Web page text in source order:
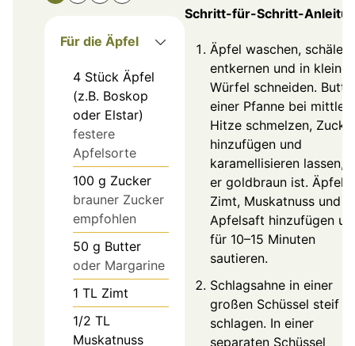
Für die Äpfel
4 Stück Äpfel
(z.B. Boskop
oder Elstar)
festere
Apfelsorte
100 g Zucker
brauner Zucker
empfohlen
50 g Butter
oder Margarine
1 TL Zimt
1/2 TL
Muskatnuss
Schritt-für-Schritt-
Äpfel waschen, schälen,
entkernen und in kleine
Würfel schneiden.
einer Pfanne bei
Hitze schmelzen,
hinzufügen und
karamellisieren lassen,
er goldbraun ist. Äpfel,
Zimt, Muskatnuss und
Apfelsaft hinzufügen
für 10–15 Minuten
sautieren.
Schlagsahne in einer
großen Schüssel steif
schlagen. In einer
separaten Schüssel